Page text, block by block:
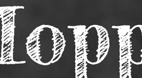
Smoking
College
Slikken